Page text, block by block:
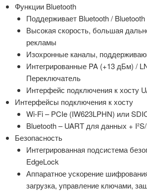
Функции Bluetooth
Поддерживает Bluetooth /
Высокая скорость, большая
рекламы
Изохронные каналы,
Интегрированные PA (+13 дБм) /
Переключатель
Интерфейс подключения к хосту
Интерфейсы подключения к хосту
Wi-Fi – PCIe (IW623LPHN) или
Bluetooth – UART для данных +
Безопасность
Интегрированная подсистема
EdgeLock
Аппаратное ускорение
загрузка, управление ключами,